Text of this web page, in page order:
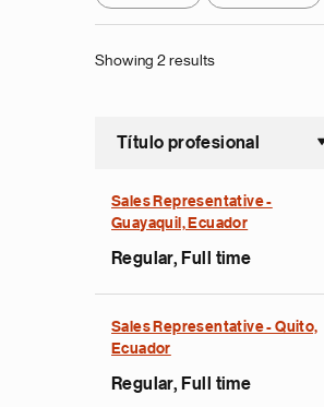
Showing 2 results
Título profesional
Sales Representative -
Guayaquil, Ecuador
Regular, Full time
Sales Representative - Quito,
Ecuador
Regular, Full time